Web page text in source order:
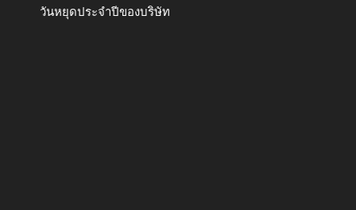
วันหยุดประจำปีของบริษัท